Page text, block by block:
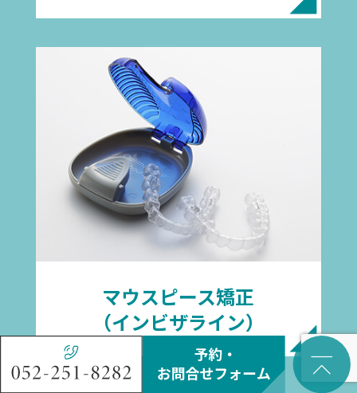
マウスピース矯正
（インビザライン）